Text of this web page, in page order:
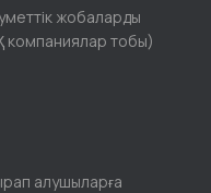
жобаларды
компаниялар тобы)
алушыларға